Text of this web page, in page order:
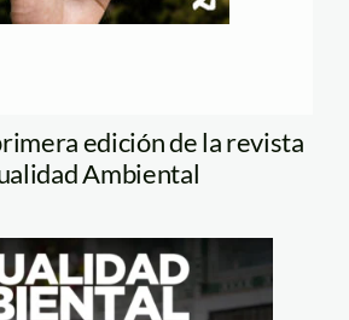
edición de la revista
Ambiental